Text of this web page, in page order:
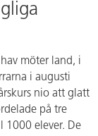
möter land, i
i augusti
nio att glatt
på tre
1000 elever. De